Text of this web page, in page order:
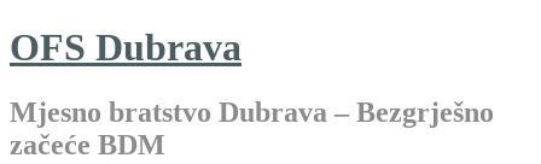
OFS Dubrava
Mjesno bratstvo Dubrava – Bezgrješno
začeće BDM